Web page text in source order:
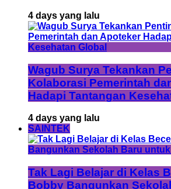
4 days yang lalu
Wagub Surya Tekankan
Kolaborasi Pemerintah
Hadapi Tantangan
4 days yang lalu
SAINTEK
Tak Lagi Belajar di Kelas
Bobby Bangunkan